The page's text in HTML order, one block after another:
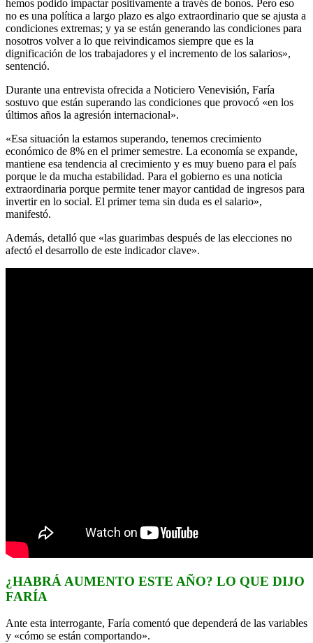
hemos podido impactar positivamente a través de bonos. Pero eso
no es una política a largo plazo es algo extraordinario que se ajusta a
condiciones extremas; y ya se están generando las condiciones para
nosotros volver a lo que reivindicamos siempre que es la
dignificación de los trabajadores y el incremento de los salarios»,
sentenció.
Durante una entrevista ofrecida a Noticiero Venevisión, Faría
sostuvo que están superando las condiciones que provocó «en los
últimos años la agresión internacional».
«Esa situación la estamos superando, tenemos crecimiento
económico de 8% en el primer semestre. La economía se expande,
mantiene esa tendencia al crecimiento y es muy bueno para el país
porque le da mucha estabilidad. Para el gobierno es una noticia
extraordinaria porque permite tener mayor cantidad de ingresos para
invertir en lo social. El primer tema sin duda es el salario»,
manifestó.
Además, detalló que «las guarimbas después de las elecciones no
afectó el desarrollo de este indicador clave».
¿HABRÁ AUMENTO ESTE AÑO? LO QUE DIJO
FARÍA
Ante esta interrogante, Faría comentó que dependerá de las variables
y «cómo se están comportando».